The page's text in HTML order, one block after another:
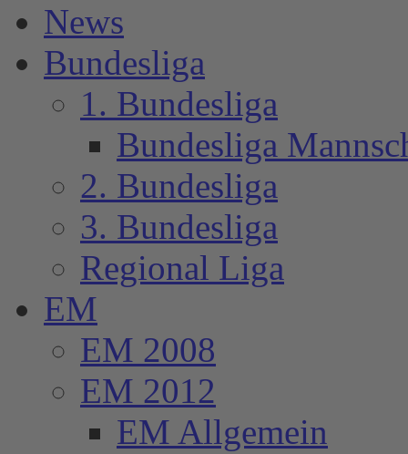
News
Bundesliga
1. Bundesliga
Bundesliga
2. Bundesliga
3. Bundesliga
Regional Liga
EM
EM 2008
EM 2012
EM Allgemein